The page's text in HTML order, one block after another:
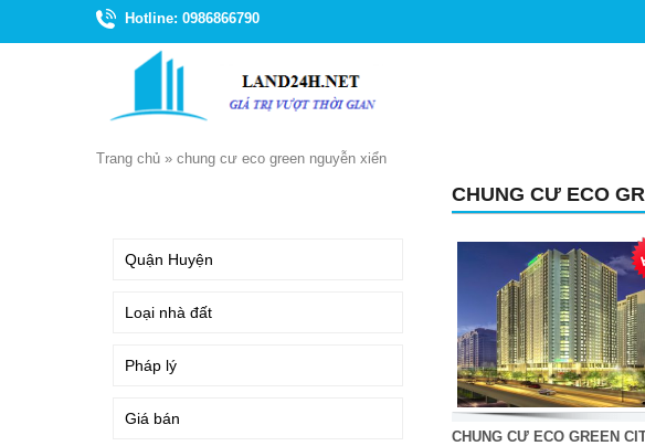
Hotline: 0986866790
Trang chủ » chung cư eco green nguyễn xiển
CHUNG CƯ ECO
CHUNG CƯ ECO GREEN